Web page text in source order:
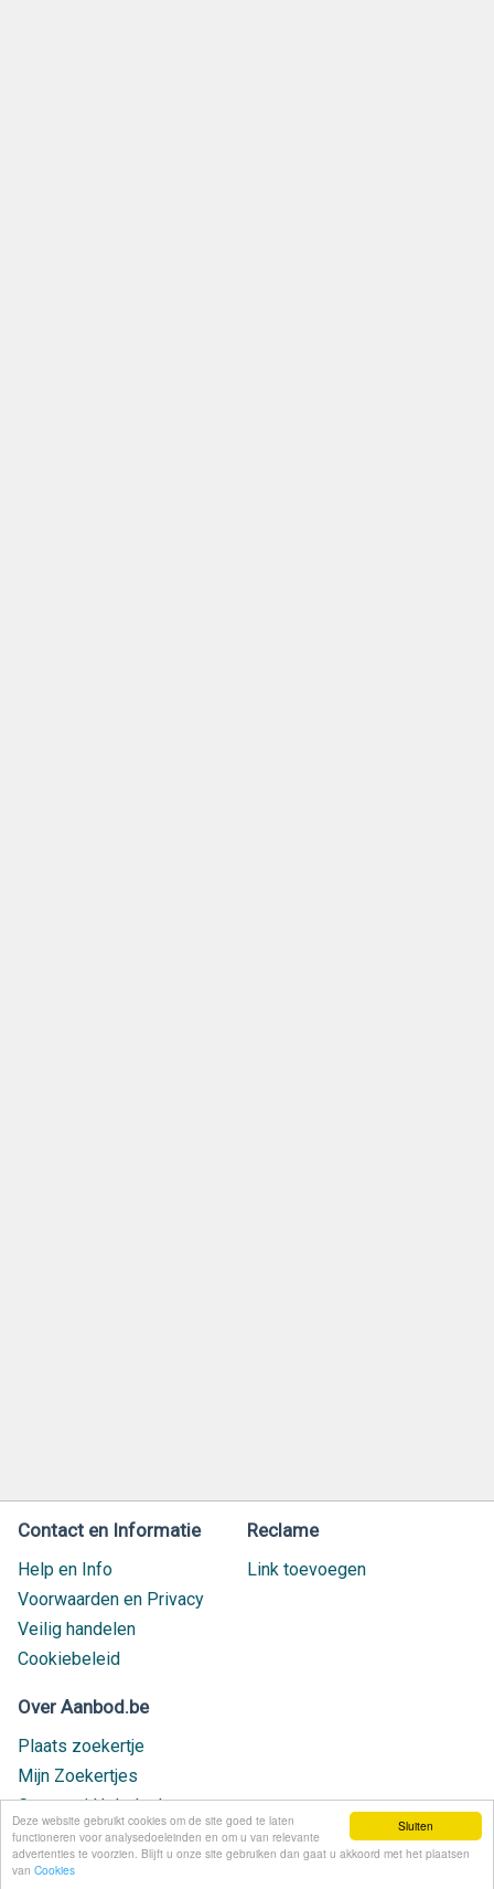
Sluiten
Deze website gebruikt cookies om de site goed te laten
functioneren voor analysedoeleinden en om u van relevante
advertenties te voorzien. Blijft u onze site gebruiken dan gaat u akkoord met het plaatsen
van Cookies
Contact en Informatie
Help en Info
Voorwaarden en Privacy
Veilig handelen
Cookiebeleid
Reclame
Link toevoegen
Over Aanbod.be
Plaats zoekertje
Mijn Zoekertjes
Contact / Helpdesk
Nieuw geplaatst